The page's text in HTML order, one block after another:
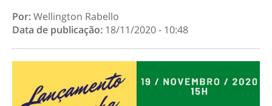
Por:Wellington Rabello
Data de publicação: 18/11/2020 - 10:48